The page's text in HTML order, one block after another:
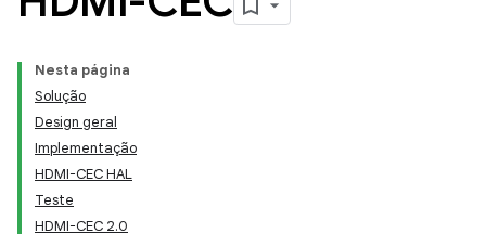
Nesta página
Solução
Design geral
Implementação
HDMI-CEC HAL
Teste
HDMI-CEC 2.0